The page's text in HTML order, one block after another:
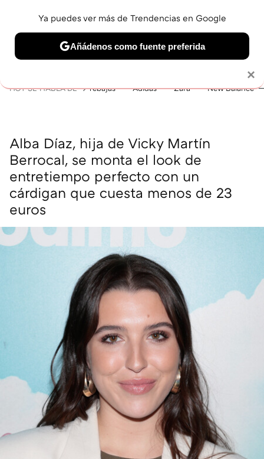
BELLEZA SHOPPING VIAJES GASTRO SNEAKERS
HOY SE HABLA DE rebajas Adidas Zara New Balance
Alba Díaz, hija de Vicky Martín
Berrocal, se monta el look de
entretiempo perfecto con un
cárdigan que cuesta menos de 23
euros
×
Ya puedes ver más de Trendencias en Google
Añádenos como fuente preferida